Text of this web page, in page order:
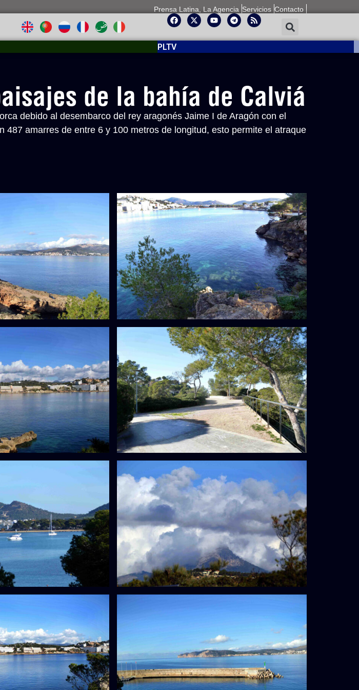
Prensa Latina, La Agencia Servicios Contacto
PLTV
de la bahía de Calviá
debido al desembarco del rey aragonés Jaime I de Aragón con el
amarres de entre 6 y 100 metros de longitud, esto permite el atraque